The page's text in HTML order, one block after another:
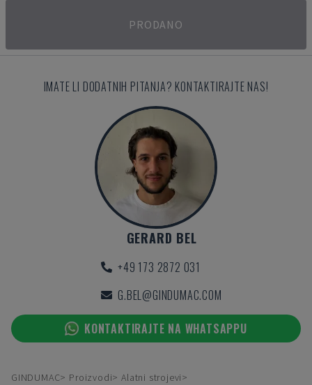
PRODANO
IMATE LI DODATNIH PITANJA? KONTAKTIRAJTE NAS!
GERARD BEL
+49 173 2872 031
G.BEL@GINDUMAC.COM
KONTAKTIRAJTE NA WHATSAPPU
GINDUMAC Proizvodi
Alatni strojevi